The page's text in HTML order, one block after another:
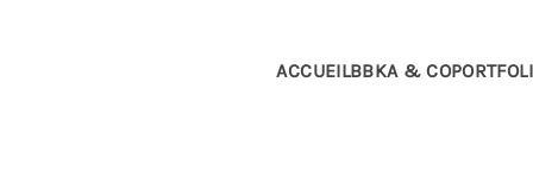
ACCUEILBBKA & CO